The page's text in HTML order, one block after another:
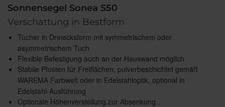
Sonnensegel Sonea S50
Verschattung in Bestform
Tücher in Dreiecksform mit symmetrischem oder
asymmetrischem Tuch
Flexible Befestigung auch an der Hauswand möglich
Stabile Pfosten für Freiflächen, pulverbeschichtet gemäß
WAREMA Farbwelt oder in Edelstahloptik, optional in
Edelstahl-Ausführung
Optionale Höhenverstellung zur Absenkung…